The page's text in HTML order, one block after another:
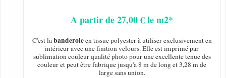
A partir de 27,00 € le m2*
C'est labanderoleen tissue polyester à utiliser exclusivement en
intérieur avec une finition velours. Elle est imprimé par
sublimation couleur qualité photo pour une excellente tenue des
couleur et peut être fabrique jusqu'a 8 m de long et 3,28 m de
large sans union.